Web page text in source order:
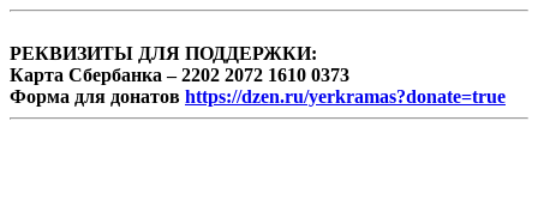
РЕКВИЗИТЫ ДЛЯ ПОДДЕРЖКИ:
Карта Сбербанка – 2202 2072 1610 0373
Форма для донатов https://dzen.ru/yerkramas?donate=true